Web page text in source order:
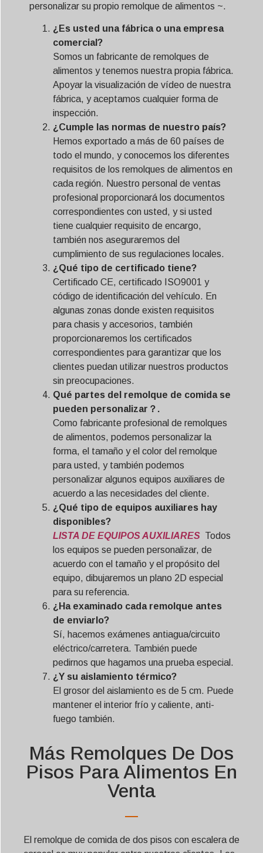
personalizar su propio remolque de alimentos ~.
¿Es usted una fábrica o una empresa
comercial?
Somos un fabricante de remolques de
alimentos y tenemos nuestra propia fábrica.
Apoyar la visualización de vídeo de nuestra
fábrica, y aceptamos cualquier forma de
inspección.
¿Cumple las normas de nuestro país?
Hemos exportado a más de 60 países de
todo el mundo, y conocemos los diferentes
requisitos de los remolques de alimentos en
cada región. Nuestro personal de ventas
profesional proporcionará los documentos
correspondientes con usted, y si usted
tiene cualquier requisito de encargo,
también nos aseguraremos del
cumplimiento de sus regulaciones locales.
¿Qué tipo de certificado tiene?
Certificado CE, certificado ISO9001 y
código de identificación del vehículo. En
algunas zonas donde existen requisitos
para chasis y accesorios, también
proporcionaremos los certificados
correspondientes para garantizar que los
clientes puedan utilizar nuestros productos
sin preocupaciones.
Qué partes del remolque de comida se
pueden personalizar？.
Como fabricante profesional de remolques
de alimentos, podemos personalizar la
forma, el tamaño y el color del remolque
para usted, y también podemos
personalizar algunos equipos auxiliares de
acuerdo a las necesidades del cliente.
¿Qué tipo de equipos auxiliares hay
disponibles?
LISTA DE EQUIPOS AUXILIARES Todos
los equipos se pueden personalizar, de
acuerdo con el tamaño y el propósito del
equipo, dibujaremos un plano 2D especial
para su referencia.
¿Ha examinado cada remolque antes
de enviarlo?
Sí, hacemos exámenes antiagua/circuito
eléctrico/carretera. También puede
pedirnos que hagamos una prueba especial.
¿Y su aislamiento térmico?
El grosor del aislamiento es de 5 cm. Puede
mantener el interior frío y caliente, anti-
fuego también.
Más Remolques De Dos
Pisos Para Alimentos En
Venta
El remolque de comida de dos pisos con escalera de
Hrvatski
Српски језик
Norsk nynorsk
Eesti
Български
Nederlands (België)
हिन्दी
Norsk bokmål